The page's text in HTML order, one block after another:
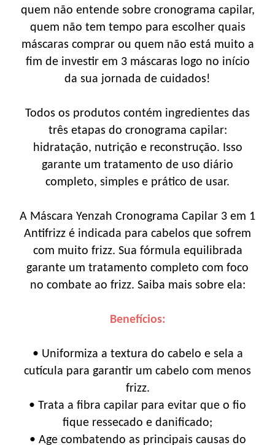
quem não entende sobre cronograma capilar,
quem não tem tempo para escolher quais
máscaras comprar ou quem não está muito a
fim de investir em 3 máscaras logo no início
da sua jornada de cuidados!
Todos os produtos contém ingredientes das
três etapas do cronograma capilar:
hidratação, nutrição e reconstrução. Isso
garante um tratamento de uso diário
completo, simples e prático de usar.
A Máscara Yenzah Cronograma Capilar 3 em 1
Antifrizz é indicada para cabelos que sofrem
com muito frizz. Sua fórmula equilibrada
garante um tratamento completo com foco
no combate ao frizz. Saiba mais sobre ela:
Benefícios:
• Uniformiza a textura do cabelo e sela a
cutícula para garantir um cabelo com menos
frizz.
• Trata a fibra capilar para evitar que o fio
fique ressecado e danificado;
• Age combatendo as principais causas do